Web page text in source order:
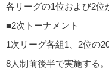
各リーグの1位および2位
■2次トーナメント
1次リーグ各組1、2位の
8人制前後半で実施する